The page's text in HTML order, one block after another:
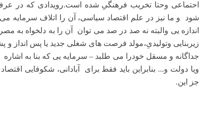
احتماعی وحتا تخریب فرهنگیِ شده است.رویدادی که در
شود
و ما نیز در علم اقتصاد سیاسی، آن را اتلاف سرمایه
اندازه یی والبته نه صد در صد می توان
آن را به دلخواه به
زیربنایی وتولیدیِ،مولد فرصت های شغلی جدید یا پس انداز و
جداگانه و مسقل خودرا می طلبد – سرمایه یی که بنا به اشاره
ویا دولت و... بنابراین باید فقط برای
آبادانی، شکوفایی
جز این.